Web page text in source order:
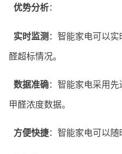
优势分析：
实时监测：智能家电可以
醛超标情况。
数据准确：智能家电采用
甲醛浓度数据。
方便快捷：智能家电可以随